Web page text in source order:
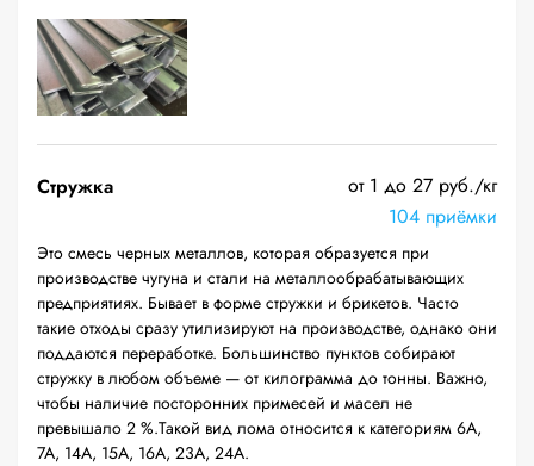
Стружка
от 1 до 27 руб./кг
104 приёмки
Это смесь черных металлов, которая образуется при
производстве чугуна и стали на металлообрабатывающих
предприятиях. Бывает в форме стружки и брикетов. Часто
такие отходы сразу утилизируют на производстве, однако они
поддаются переработке. Большинство пунктов собирают
стружку в любом объеме — от килограмма до тонны. Важно,
чтобы наличие посторонних примесей и масел не
превышало 2 %.Такой вид лома относится к категориям 6А,
7А, 14А, 15А, 16А, 23А, 24А.